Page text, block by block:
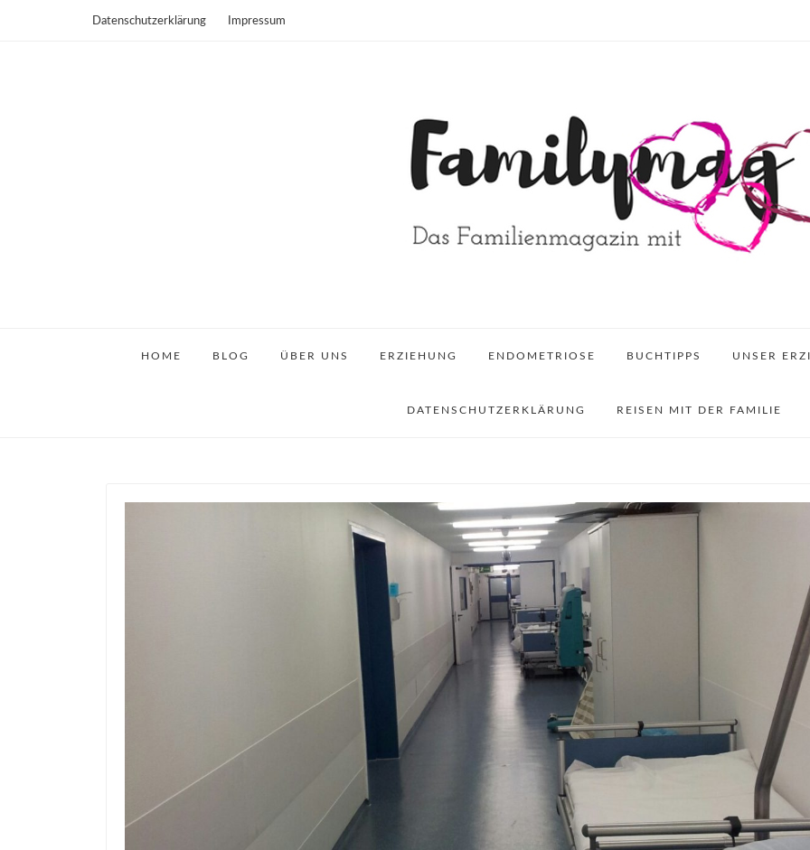
Datenschutzerklärung Impressum
HOME BLOG ÜBER UNS ERZIEHUNG ENDOMETRIOSE BUCHTIPPS UNSER
DATENSCHUTZERKLÄRUNG REISEN MIT DER FAMILIE